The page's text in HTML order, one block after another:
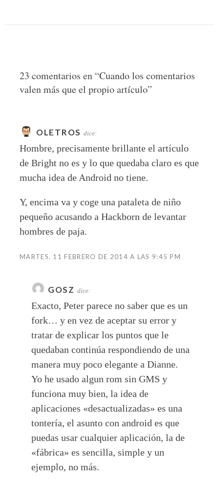
23 comentarios en “Cuando los comentarios
valen más que el propio artículo”
OLETROS dice:
Hombre, precisamente brillante el artículo
de Bright no es y lo que quedaba claro es que
mucha idea de Android no tiene.
Y, encima va y coge una pataleta de niño
pequeño acusando a Hackborn de levantar
hombres de paja.
MARTES, 11 FEBRERO DE 2014 A LAS 9:45 PM
GOSZ dice:
Exacto, Peter parece no saber que es un
fork… y en vez de aceptar su error y
tratar de explicar los puntos que le
quedaban continúa respondiendo de una
manera muy poco elegante a Dianne.
Yo he usado algun rom sin GMS y
funciona muy bien, la idea de
aplicaciones «desactualizadas» es una
tontería, el asunto con android es que
puedas usar cualquier aplicación, la de
«fábrica» es sencilla, simple y un
ejemplo, no más.